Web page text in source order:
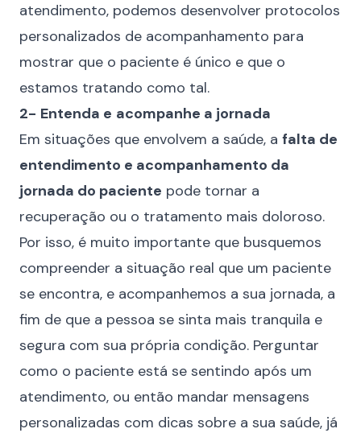
atendimento, podemos desenvolver protocolos
personalizados de acompanhamento para
mostrar que o paciente é único e que o
estamos tratando como tal.
2- Entenda e acompanhe a jornada
Em situações que envolvem a saúde, a falta de
entendimento e acompanhamento da
jornada do paciente pode tornar a
recuperação ou o tratamento mais doloroso.
Por isso, é muito importante que busquemos
compreender a situação real que um paciente
se encontra, e acompanhemos a sua jornada, a
fim de que a pessoa se sinta mais tranquila e
segura com sua própria condição. Perguntar
como o paciente está se sentindo após um
atendimento, ou então mandar mensagens
personalizadas com dicas sobre a sua saúde, já